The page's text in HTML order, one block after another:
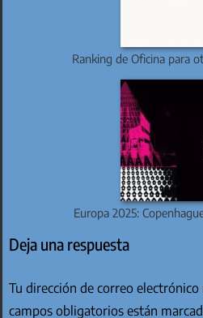
Ranking de Oficina para
Europa 2025:
Deja una respuesta
Tu dirección de correo electrónico
campos obligatorios están